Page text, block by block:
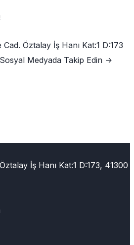
Öztalay İş Hanı Kat:1 D:173
Sosyal Medyada Takip Edin ->
İş Hanı Kat:1 D:173, 41300